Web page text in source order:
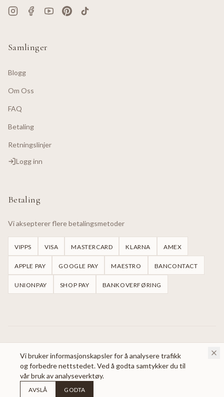
Vi bruker informasjonskapsler for å analysere trafikk
og forbedre nettstedet. Ved å godta samtykker du til
vår bruk av analyseverktøy.
AVSLÅ GODTA
Samlinger
Blogg
Om Oss
FAQ
Betaling
Retningslinjer
Logg inn
Betaling
Vi aksepterer flere betalingsmetoder
VIPPS VISA MASTERCARD KLARNA AMEX
APPLE PAY GOOGLE PAY MAESTRO BANCONTACT
UNIONPAY SHOP PAY BANKOVERFØRING
Utviklet av